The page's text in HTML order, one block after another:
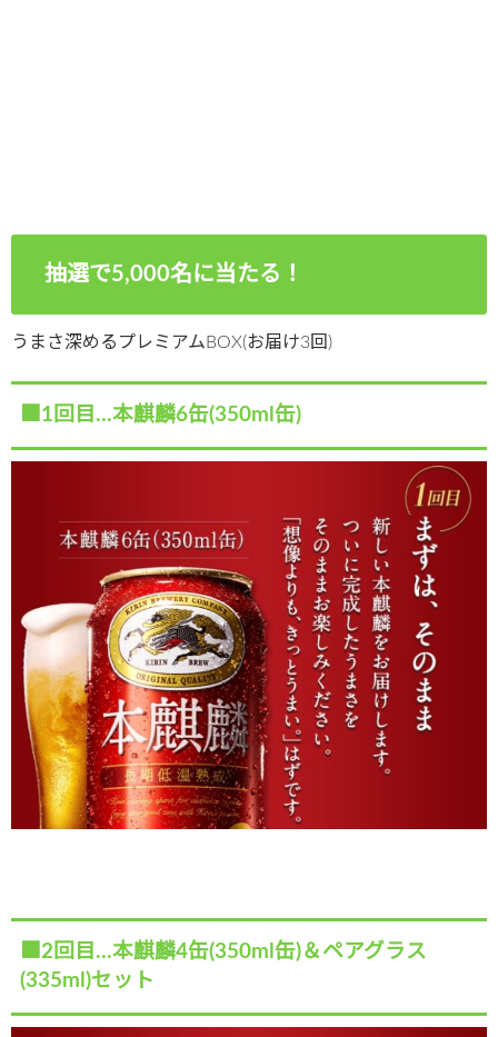
抽選で5,000名に当たる！
うまさ深めるプレミアムBOX(お届け3回)
■1回目…本麒麟6缶(350ml缶)
■2回目…本麒麟4缶(350ml缶)＆ペアグラス
(335ml)セット